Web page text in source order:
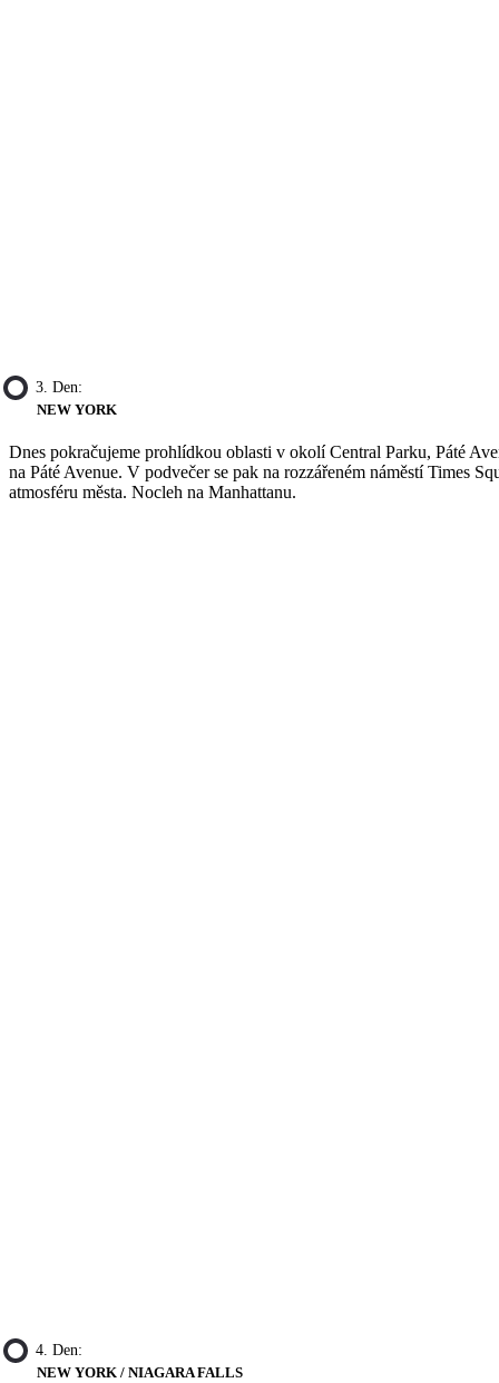
3. Den:
NEW YORK
Dnes pokračujeme prohlídkou oblasti v okolí Central Parku, Páté
na Páté Avenue. V podvečer se pak na rozzářeném náměstí Times
atmosféru města. Nocleh na Manhattanu.
4. Den:
NEW YORK / NIAGARA FALLS